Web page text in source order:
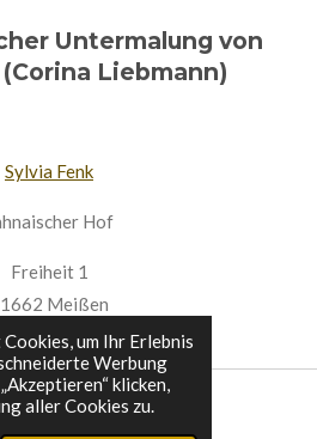
um Ihr Erlebnis
Werbung
klicken,
aller Cookies zu.
Untermalung von
Liebmann)
Sylvia Fenk
Hof
Freiheit 1
Meißen